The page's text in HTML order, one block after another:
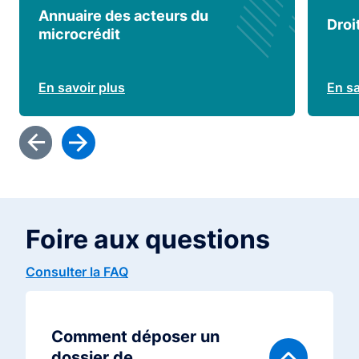
Annuaire des acteurs du
microcrédit
En savoir plus En
Foire aux questions
Consulter la FAQ
Comment déposer un